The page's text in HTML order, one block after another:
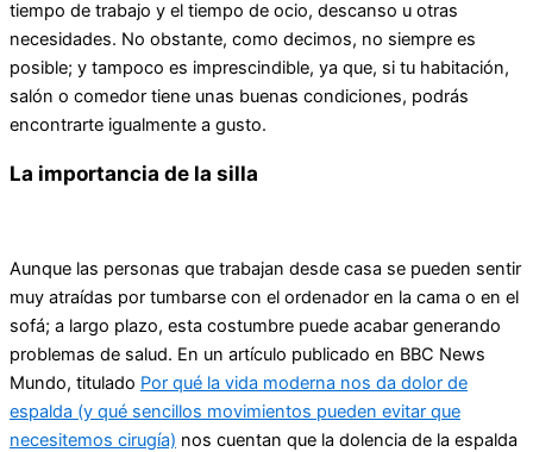
tiempo de trabajo y el tiempo de ocio, descanso u otras
necesidades. No obstante, como decimos, no siempre es
posible; y tampoco es imprescindible, ya que, si tu habitación,
salón o comedor tiene unas buenas condiciones, podrás
encontrarte igualmente a gusto.
La importancia de la silla
Aunque las personas que trabajan desde casa se pueden sentir
muy atraídas por tumbarse con el ordenador en la cama o en el
sofá; a largo plazo, esta costumbre puede acabar generando
problemas de salud. En un artículo publicado en BBC News
Mundo, titulado Por qué la vida moderna nos da dolor de
espalda (y qué sencillos movimientos pueden evitar que
necesitemos cirugía) nos cuentan que la dolencia de la espalda